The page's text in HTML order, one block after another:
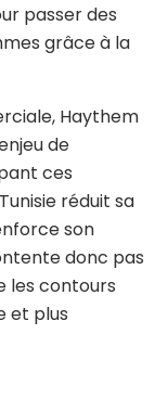
passer des
grâce à la
Haythem
de
ces
réduit sa
son
donc pas
les contours
et plus